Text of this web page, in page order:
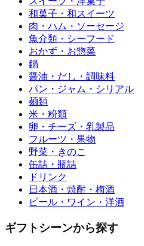
和菓子・和スイーツ
肉・ハム・ソーセージ
魚介類・シーフード
おかず・お惣菜
鍋
醤油・だし・調味料
パン・ジャム・シリアル
麺類
米・粉類
卵・チーズ・乳製品
フルーツ・果物
野菜・きのこ
缶詰・瓶詰
ドリンク
日本酒・焼酎・梅酒
ビール・ワイン・洋酒
ギフトシーンから探す